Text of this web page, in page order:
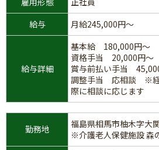
給与
月給245,000円～
給与詳細
基本給 180,000円～
資格手当 20,000円～
賞与前払い手当
調整手当 応相談 ※経
際に相談に応じます
勤務地
福島県相馬市柚木字大
※介護老人保健施設 森